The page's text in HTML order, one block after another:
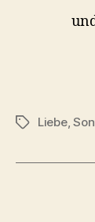
Schlagwörter
Liebe,